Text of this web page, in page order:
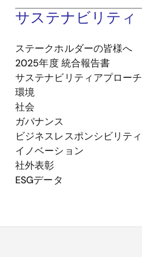
サステナビリティ
ステークホルダーの皆様へ
2025年度 統合報告書
サステナビリティアプローチ
環境
社会
ガバナンス
ビジネスレスポンシビリティ
イノベーション
社外表彰
ESGデータ